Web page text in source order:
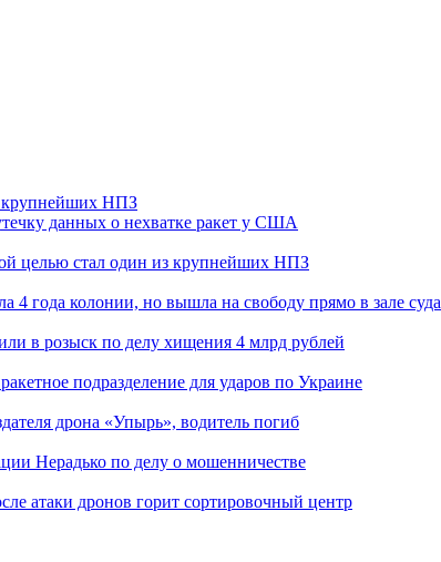
крупнейших НПЗ
данных о нехватке ракет у США
целью стал один из крупнейших НПЗ
4 года колонии, но вышла на свободу прямо в зале суда
в розыск по делу хищения 4 млрд рублей
подразделение для ударов по Украине
дрона «Упырь», водитель погиб
Нерадько по делу о мошенничестве
атаки дронов горит сортировочный центр